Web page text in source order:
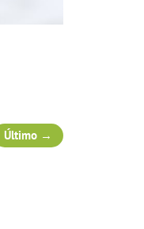
Último →